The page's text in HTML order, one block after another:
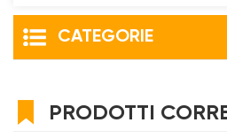
CATEGORIE
PRODOTTI